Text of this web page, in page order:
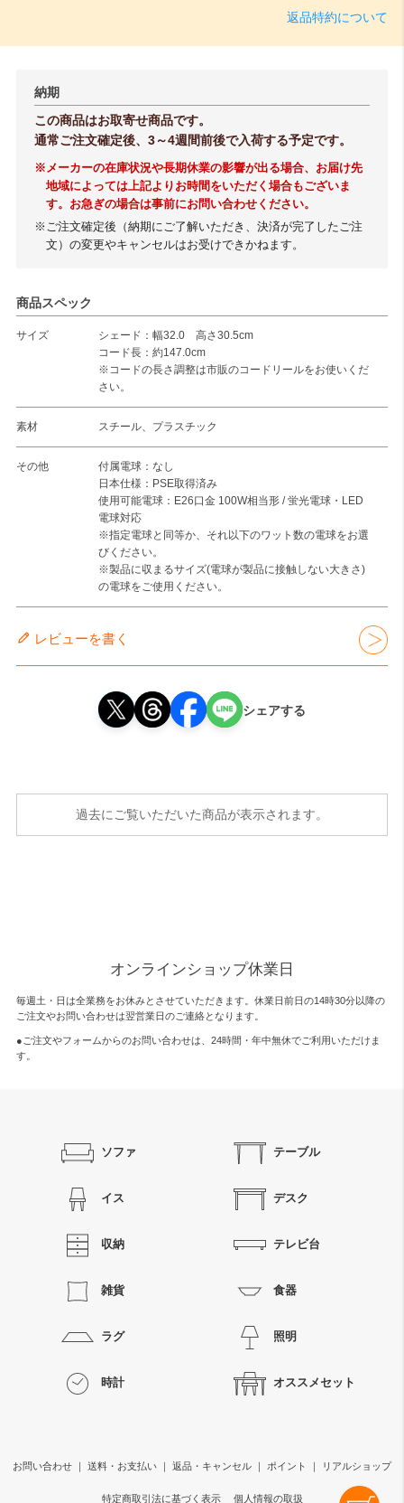
返品特約について
納期
この商品はお取寄せ商品です。
通常ご注文確定後、3～4週間前後で入荷する予定です。
※メーカーの在庫状況や長期休業の影響が出る場合、お届け先
地域によっては上記よりお時間をいただく場合もございま
す。お急ぎの場合は事前にお問い合わせください。
※ご注文確定後（納期にご了解いただき、決済が完了したご注
文）の変更やキャンセルはお受けできかねます。
商品スペック
サイズ
シェード：幅32.0 高さ30.5cm
コード長：約147.0cm
※コードの長さ調整は市販のコードリールをお使いくだ
さい。
素材 スチール、プラスチック
その他
付属電球：なし
日本仕様：PSE取得済み
使用可能電球：E26口金 100W相当形 / 蛍光電球・LED
電球対応
※指定電球と同等か、それ以下のワット数の電球をお選
びください。
※製品に収まるサイズ(電球が製品に接触しない大きさ)
の電球をご使用ください。
レビューを書く
シェアする
過去にご覧いただいた商品が表示されます。
オンラインショップ休業日
毎週土・日は全業務をお休みとさせていただきます。休業日前日の14時30分以降の
ご注文やお問い合わせは翌営業日のご連絡となります。
●ご注文やフォームからのお問い合わせは、 24時間・年中無休でご利用いただけま
す。
ソファ テーブル
イス デスク
収納 テレビ台
雑貨 食器
ラグ 照明
時計 オススメセット
お問い合わせ ｜ 送料・お支払い ｜ 返品・キャンセル ｜ ポイント ｜ リアルショップ
特定商取引法に基づく表示 個人情報の取扱